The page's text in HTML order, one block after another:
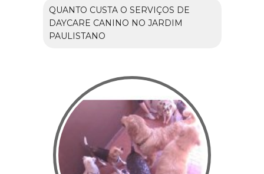
QUANTO CUSTA O SERVIÇOS DE
DAYCARE CANINO NO JARDIM
PAULISTANO